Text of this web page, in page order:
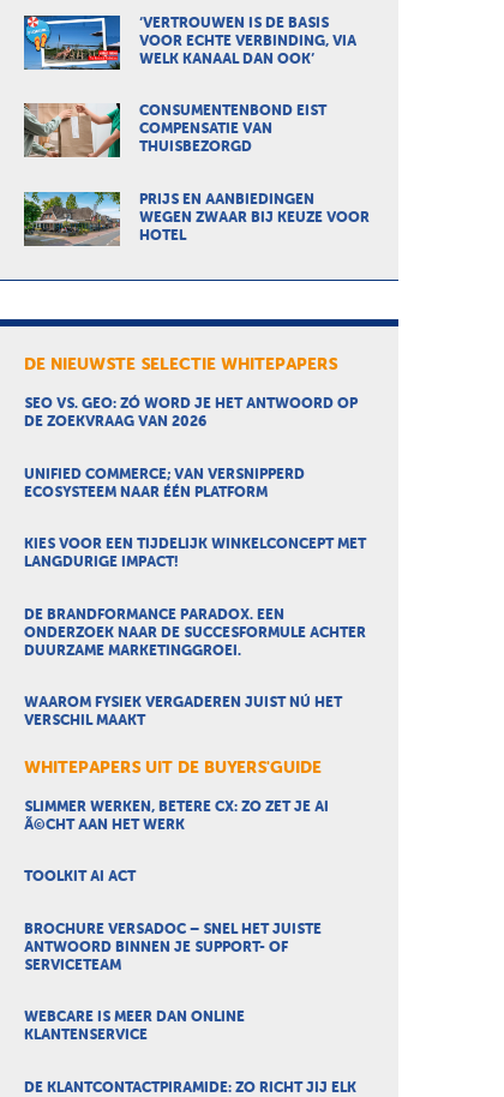
‘VERTROUWEN IS DE BASIS
VOOR ECHTE VERBINDING, VIA
WELK KANAAL DAN OOK’
CONSUMENTENBOND EIST
COMPENSATIE VAN
THUISBEZORGD
PRIJS EN AANBIEDINGEN
WEGEN ZWAAR BIJ KEUZE VOOR
HOTEL
DE NIEUWSTE SELECTIE WHITEPAPERS
SEO VS. GEO: ZÓ WORD JE HET ANTWOORD OP
DE ZOEKVRAAG VAN 2026
UNIFIED COMMERCE; VAN VERSNIPPERD
ECOSYSTEEM NAAR ÉÉN PLATFORM
KIES VOOR EEN TIJDELIJK WINKELCONCEPT MET
LANGDURIGE IMPACT!
DE BRANDFORMANCE PARADOX. EEN
ONDERZOEK NAAR DE SUCCESFORMULE ACHTER
DUURZAME MARKETINGGROEI.
WAAROM FYSIEK VERGADEREN JUIST NÚ HET
VERSCHIL MAAKT
WHITEPAPERS UIT DE BUYERS'GUIDE
SLIMMER WERKEN, BETERE CX: ZO ZET JE AI
Ã©CHT AAN HET WERK
TOOLKIT AI ACT
BROCHURE VERSADOC – SNEL HET JUISTE
ANTWOORD BINNEN JE SUPPORT- OF
SERVICETEAM
WEBCARE IS MEER DAN ONLINE
KLANTENSERVICE
DE KLANTCONTACTPIRAMIDE: ZO RICHT JIJ ELK